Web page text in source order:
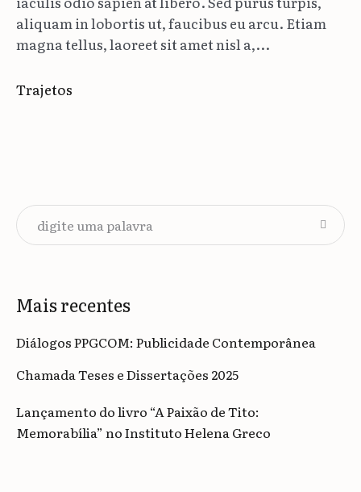
aliquam in lobortis ut, faucibus eu arcu. Etiam
magna tellus, laoreet sit amet nisl a,...
Trajetos
Mais recentes
Diálogos PPGCOM: Publicidade Contemporânea
Chamada Teses e Dissertações 2025
Lançamento do livro “A Paixão de Tito:
Memorabília” no Instituto Helena Greco